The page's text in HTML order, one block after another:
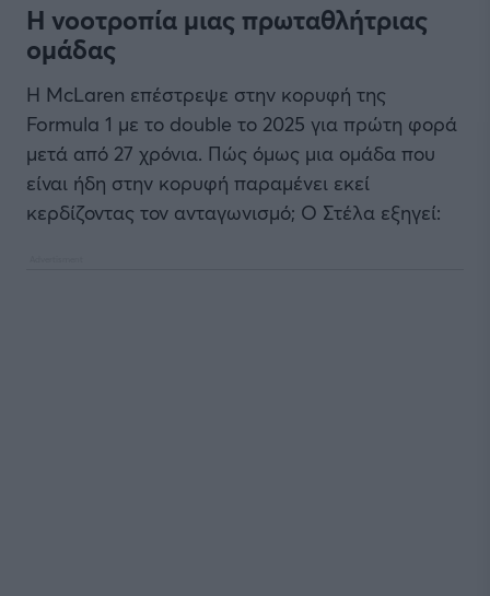
H νοοτροπία μιας πρωταθλήτριας
ομάδας
Η McLaren επέστρεψε στην κορυφή της
Formula 1 με το double το 2025 για πρώτη φορά
μετά από 27 χρόνια. Πώς όμως μια ομάδα που
είναι ήδη στην κορυφή παραμένει εκεί
κερδίζοντας τον ανταγωνισμό; Ο Στέλα εξηγεί: